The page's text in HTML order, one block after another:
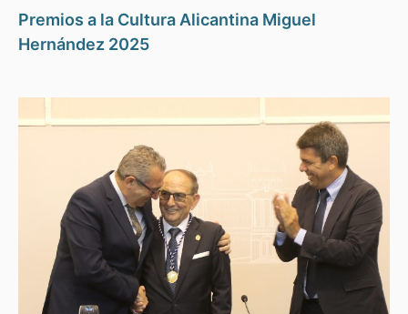
Premios a la Cultura Alicantina Miguel
Hernández 2025